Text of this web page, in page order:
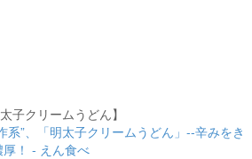
子クリームうどん】
系”、「明太子クリームうどん」--辛みをき
！ - えん食べ